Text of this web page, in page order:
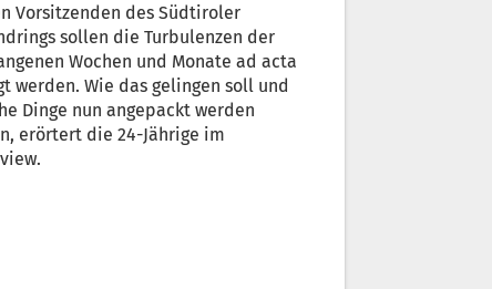
Vorsitzenden des Südtiroler
sollen die Turbulenzen der
Wochen und Monate ad acta
werden. Wie das gelingen soll und
Dinge nun angepackt werden
erörtert die 24-Jährige im